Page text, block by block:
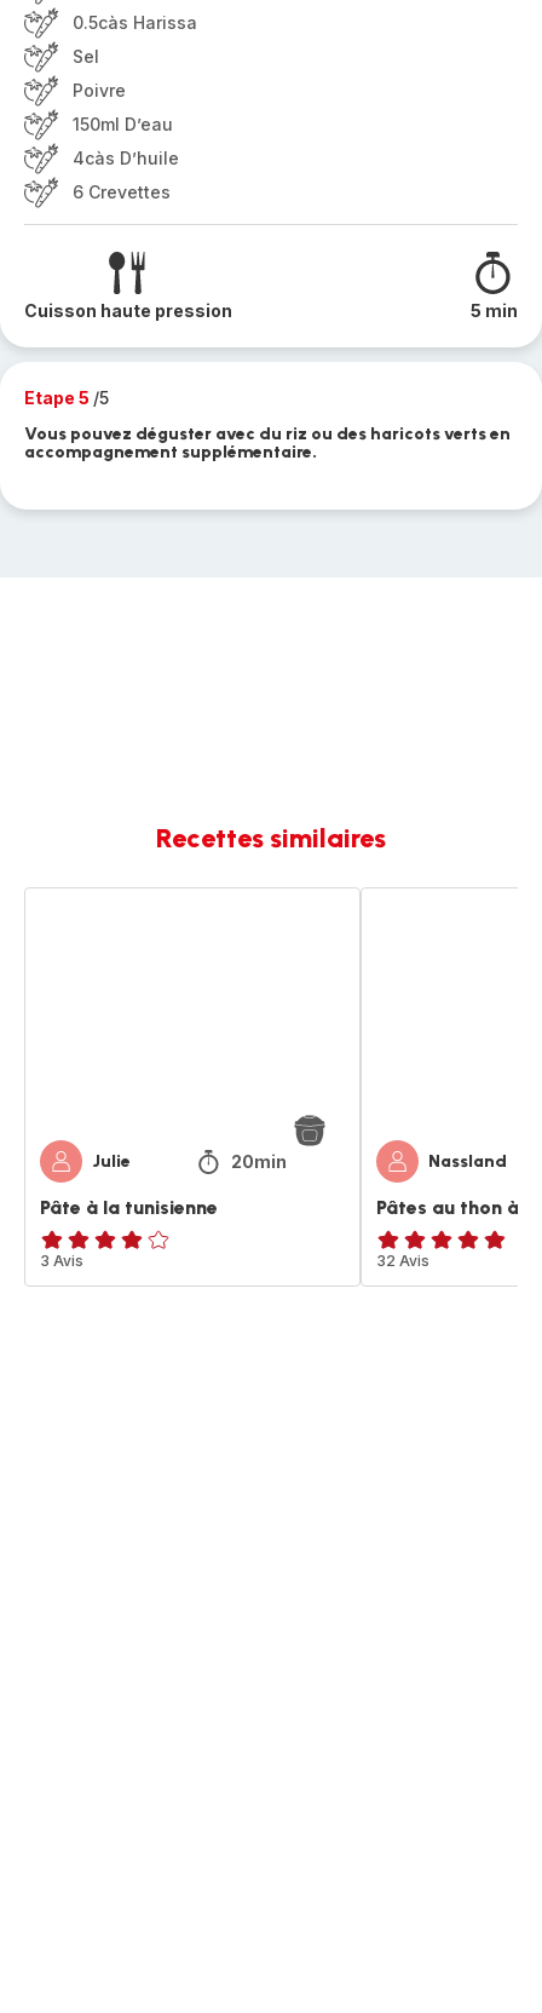
0.5càs Harissa
Sel
Poivre
150ml D’eau
4càs D’huile
6 Crevettes
Cuisson haute pression 5 min
Etape 5 /5
Vous pouvez déguster avec du riz ou des haricots verts en
accompagnement supplémentaire.
Recettes similaires
Julie 20min
Pâte à la tunisienne
Avis
4
3 Avis
Nassland
Pâtes au thon à
ratings.4.8
32 Avis